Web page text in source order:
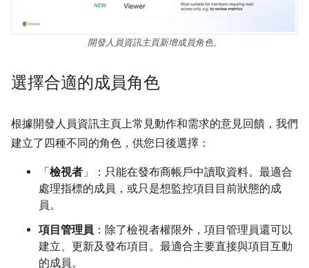
開發人員資訊主頁新增成員角色。
選擇合適的成員角色
根據開發人員資訊主頁上常見動作和需求的意見回饋，我們
建立了四種不同的角色，供您日後選擇：
「檢視者 」：只能在發布商帳戶中讀取資料。最適合
處理指標的成員，或只是想監控項目目前狀態的成
員。
項目管理員 ：除了檢視者權限外，項目管理員還可以
建立、更新及發布項目。最適合主要直接與項目互動
的成員。